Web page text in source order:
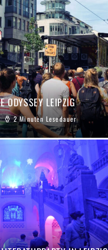
ODYSSEY LEIPZIG
2 Minuten Lesedauer